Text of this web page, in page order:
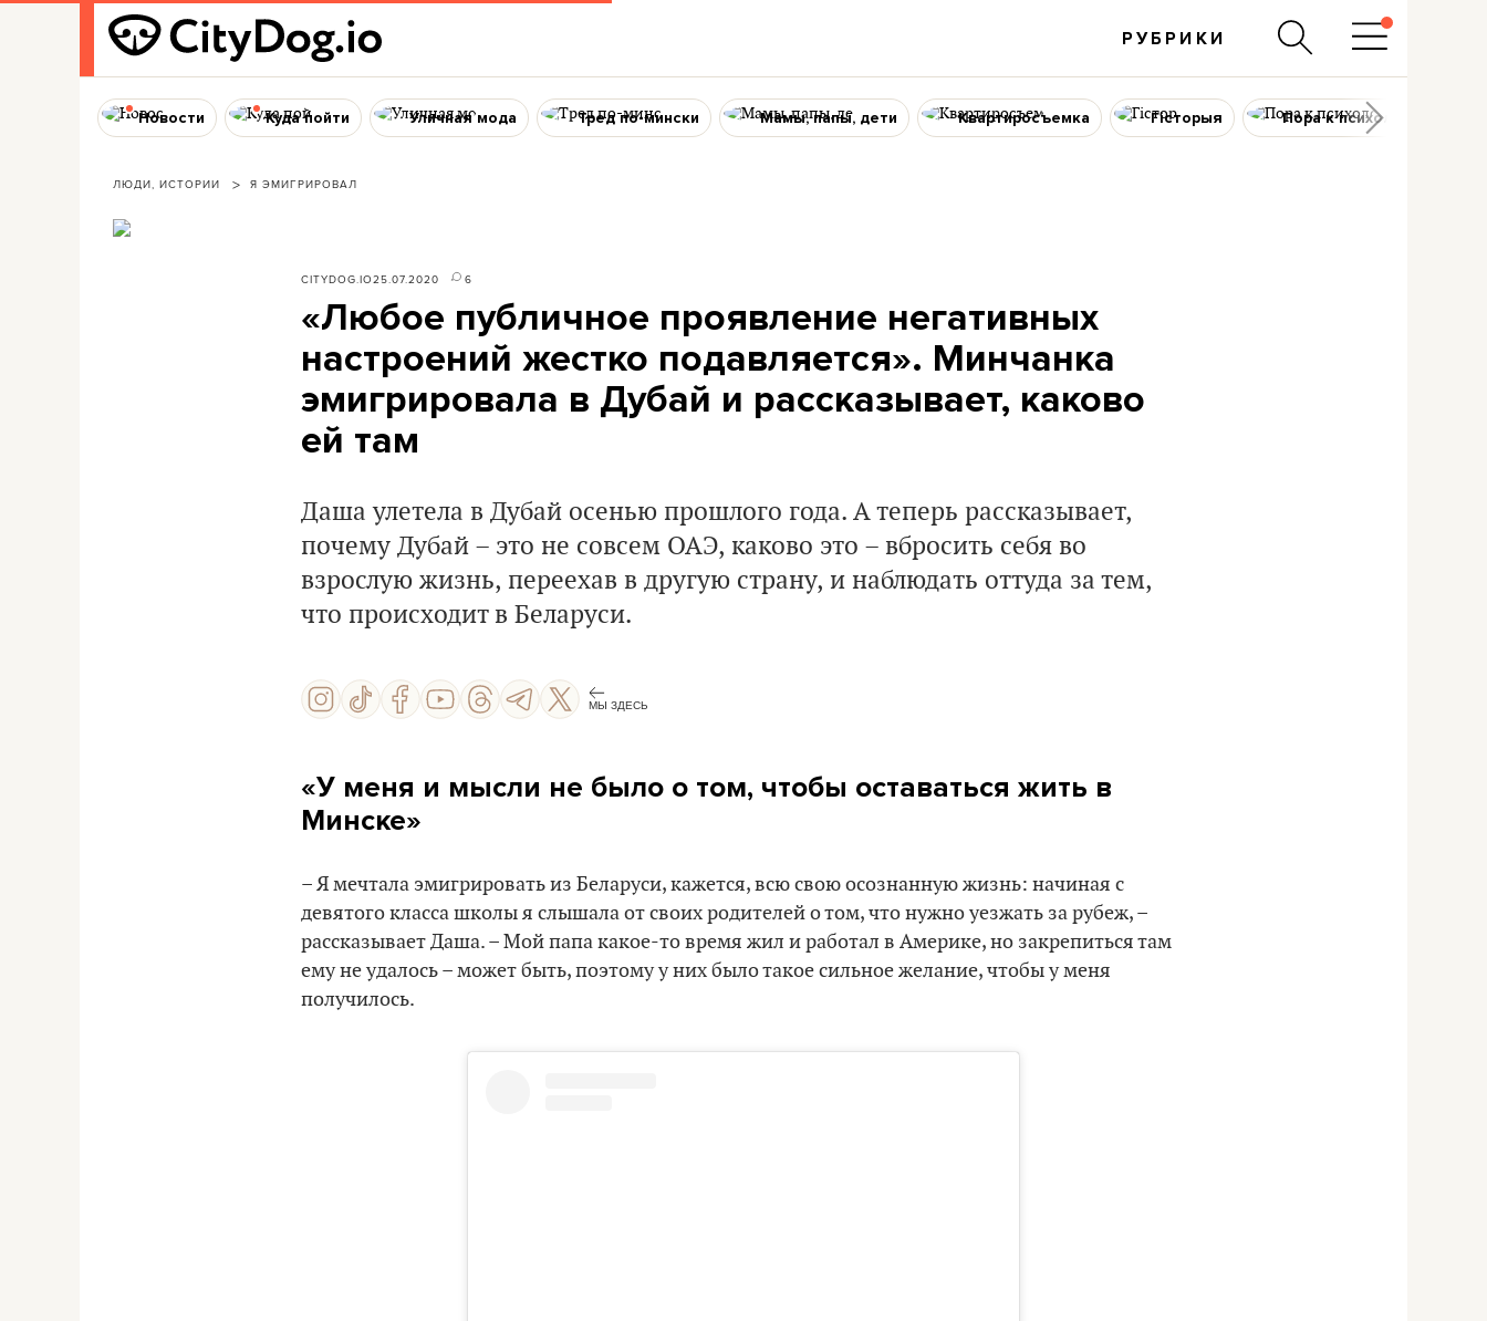
РУБРИКИ
Новости Куда пойти Уличная мода Тред по-мински Мамы, папы, дети Квартиросъемка Гісторыя Пора к психологу
ЛЮДИ, ИСТОРИИ Я ЭМИГРИРОВАЛ
CITYDOG.IO25.07.2020 6
«Любое публичное проявление негативных
настроений жестко подавляется». Минчанка
эмигрировала в Дубай и рассказывает, каково
ей там
Даша улетела в Дубай осенью прошлого года. А теперь рассказывает,
почему Дубай – это не совсем ОАЭ, каково это – вбросить себя во
взрослую жизнь, переехав в другую страну, и наблюдать оттуда за тем,
что происходит в Беларуси.
МЫ ЗДЕСЬ
«У меня и мысли не было о том, чтобы оставаться жить в
Минске»
– Я мечтала эмигрировать из Беларуси, кажется, всю свою осознанную жизнь: начиная с
девятого класса школы я слышала от своих родителей о том, что нужно уезжать за рубеж, –
рассказывает Даша. – Мой папа какое-то время жил и работал в Америке, но закрепиться там
ему не удалось – может быть, поэтому у них было такое сильное желание, чтобы у меня
получилось.